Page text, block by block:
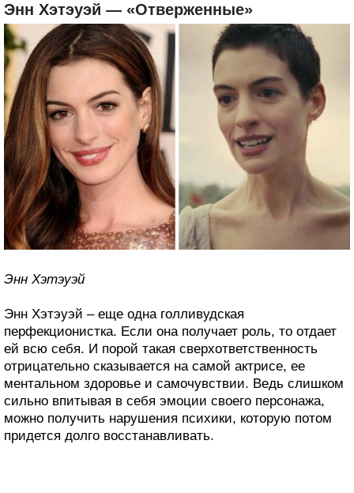
Энн Хэтэуэй — «Отверженные»
Энн Хэтэуэй
Энн Хэтэуэй – еще одна голливудская
перфекционистка. Если она получает роль, то отдает
ей всю себя. И порой такая сверхответственность
отрицательно сказывается на самой актрисе, ее
ментальном здоровье и самочувствии. Ведь слишком
сильно впитывая в себя эмоции своего персонажа,
можно получить нарушения психики, которую потом
придется долго восстанавливать.